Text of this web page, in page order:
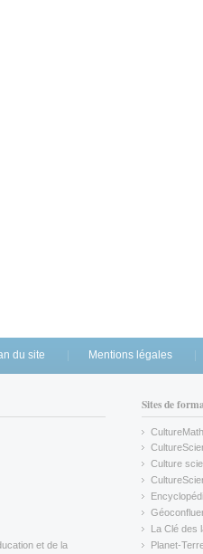
du site Mentions légales
et de la
Sites de
CultureMath
(link is
(link is
Culture
(link is
(link is
(link is
La Clé des
(link is
Planet-